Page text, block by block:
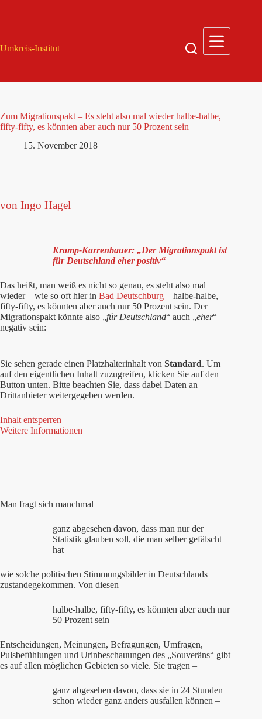
Umkreis-Institut
Zum Migrationspakt – Es steht also mal wieder halbe-halbe,
fifty-fifty, es könnten aber auch nur 50 Prozent sein
15. November 2018
von Ingo Hagel
Kramp-Karrenbauer: „Der Migrationspakt ist
für Deutschland eher positiv“
Das heißt, man weiß es nicht so genau, es steht also mal
wieder – wie so oft hier in Bad Deutschburg – halbe-halbe,
fifty-fifty, es könnten aber auch nur 50 Prozent sein. Der
Migrationspakt könnte also „für Deutschland“ auch „eher“
negativ sein:
Sie sehen gerade einen Platzhalterinhalt von Standard. Um
auf den eigentlichen Inhalt zuzugreifen, klicken Sie auf den
Button unten. Bitte beachten Sie, dass dabei Daten an
Drittanbieter weitergegeben werden.
Inhalt entsperren
Weitere Informationen
Man fragt sich manchmal –
ganz abgesehen davon, dass man nur der
Statistik glauben soll, die man selber gefälscht
hat –
wie solche politischen Stimmungsbilder in Deutschlands
zustandegekommen. Von diesen
halbe-halbe, fifty-fifty, es könnten aber auch nur
50 Prozent sein
Entscheidungen, Meinungen, Befragungen, Umfragen,
Pulsbefühlungen und Urinbeschauungen des „Souveräns“ gibt
es auf allen möglichen Gebieten so viele. Sie tragen –
ganz abgesehen davon, dass sie in 24 Stunden
schon wieder ganz anders ausfallen können –